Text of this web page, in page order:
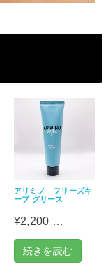
アリミノ フリーズキ
ープ グリース
¥2,200 …
続きを読む